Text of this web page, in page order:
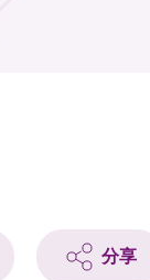
分享